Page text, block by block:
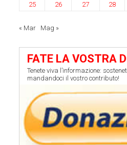
25
26 27 28
« Mar Mag »
FATE LA VOSTRA
Tenete viva l’informazione:
mandandoci il vostro contributo!